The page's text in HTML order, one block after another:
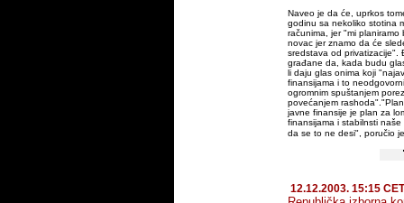
Naveo je da će, uprkos
godinu sa nekoliko stotina
računima, jer "mi
novac jer znamo da će
sredstava od privatizacije".
građane da, kada budu
li daju glas onima koji
finansijama i to
ogromnim spuštanjem
povećanjem
javne finansije je plan za
finansijama i stabilnsti
da se to ne desi", poručio
12.12.2003. 15:15 CET